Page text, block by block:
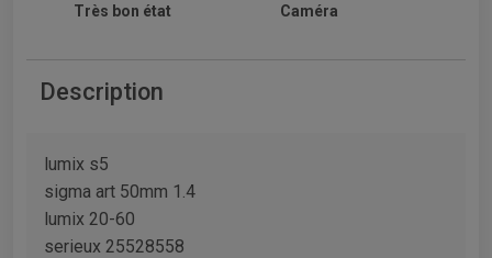
Très bon état
Caméra
Description
lumix s5
sigma art 50mm 1.4
lumix 20-60
serieux 25528558